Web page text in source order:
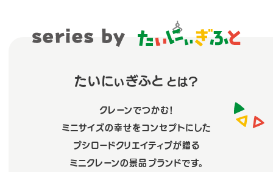
たいにぃぎふと とは？
クレーンでつかむ！
ミニサイズの幸せをコンセプトにした
ブシロードクリエイティブが贈る
ミニクレーンの景品ブランドです。